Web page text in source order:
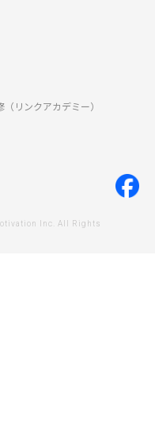
（リンクアカデミー）
Inc. All Rights